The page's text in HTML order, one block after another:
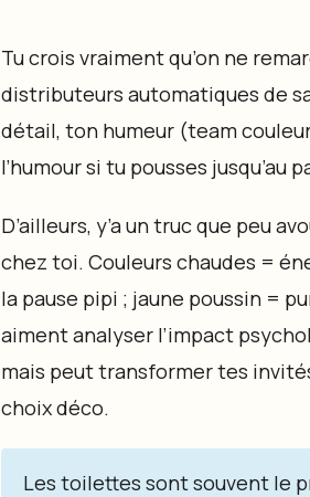
Tu crois vraiment qu’on ne
distributeurs automatiques de
détail, ton humeur (team
l’humour si tu pousses
D’ailleurs, y’a un truc que peu
chez toi. Couleurs chaudes =
la pause pipi ; jaune poussin =
aiment analyser l’impact
mais peut transformer tes
choix déco.
Les toilettes sont souvent le